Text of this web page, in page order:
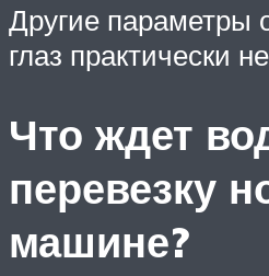
Другие параметры
глаз практически
Что ждет
перевезку
машине?